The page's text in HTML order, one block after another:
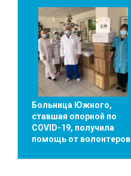
Больница Южного,
ставшая опорной по
COVID-19, получила
помощь от волонтеров